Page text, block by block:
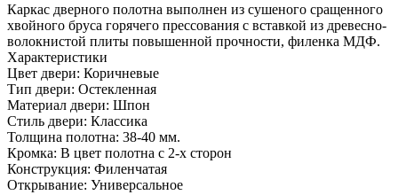
Каркас дверного полотна выполнен из сушеного сращенного
хвойного бруса горячего прессования с вставкой из древесно­
волокнистой плиты повышенной прочности, филенка МДФ.
Характеристики
Цвет двери: Коричневые
Тип двери: Остекленная
Материал двери: Шпон
Стиль двери: Классика
Толщина полотна: 38-40 мм.
Кромка: В цвет полотна с 2-х сторон
Конструкция: Филенчатая
Открывание: Универсальное